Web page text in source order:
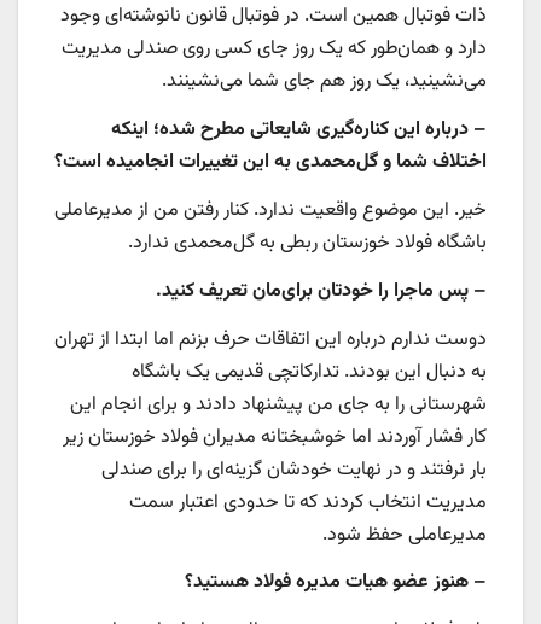
ذات فوتبال همین است. در فوتبال قانون نانوشته‌ای وجود
دارد و همان‌طور که یک روز جای کسی روی صندلی مدیریت
می‌نشینید، یک روز هم جای شما می‌نشینند.
– درباره این کناره‌گیری شایعاتی مطرح شده؛ اینکه
اختلاف شما و گل‌محمدی به این تغییرات انجامیده است؟
خیر. این موضوع واقعیت ندارد. کنار رفتن من از مدیرعاملی
باشگاه فولاد خوزستان ربطی به گل‌محمدی ندارد.
– پس ماجرا را خودتان برای‌مان تعریف کنید.
دوست ندارم درباره این اتفاقات حرف بزنم اما ابتدا از تهران
به دنبال این بودند. تدارکاتچی قدیمی یک باشگاه
شهرستانی را به جای من پیشنهاد دادند و برای انجام این
کار فشار آوردند اما خوشبختانه مدیران فولاد خوزستان زیر
بار نرفتند و در نهایت خودشان گزینه‌ای را برای صندلی
مدیریت انتخاب کردند که تا حدودی اعتبار سمت
مدیرعاملی حفظ شود.
– هنوز عضو هیات مدیره فولاد هستید؟